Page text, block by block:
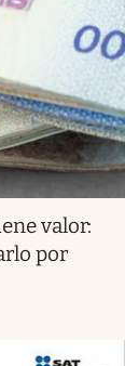
valor:
por